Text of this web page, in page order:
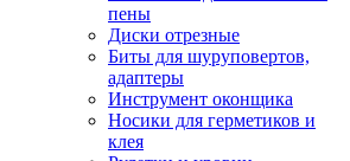
пены
Диски отрезные
Биты для шуруповертов,
адаптеры
Инструмент оконщика
Носики для герметиков и
клея